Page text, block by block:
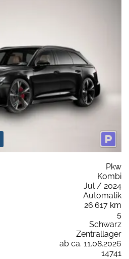
Pkw
Kombi
Jul / 2024
Automatik
26.617 km
5
Schwarz
Zentrallager
ab ca. 11.08.2026
14741